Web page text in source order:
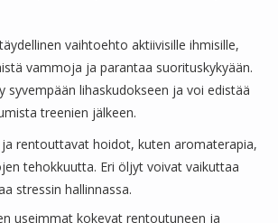
vaihtoehto aktiivisille ihmisille,
vammoja ja parantaa suorituskykyään.
syvempään lihaskudokseen ja voi edistää
treenien jälkeen.
rentouttavat hoidot, kuten aromaterapia,
tehokkuutta. Eri öljyt voivat vaikuttaa
stressin hallinnassa.
useimmat kokevat rentoutuneen ja